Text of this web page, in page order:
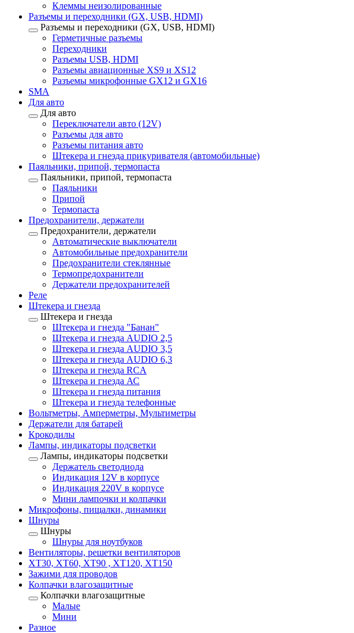
Клеммы неизолированные
Разъемы и переходники (GX, USB, HDMI)
Разъемы и переходники (GX, USB, HDMI)
Герметичные разъемы
Переходники
Разъемы USB, HDMI
Разъемы авиационные XS9 и XS12
Разъемы микрофонные GX12 и GX16
SMA
Для авто
Для авто
Переключатели авто (12V)
Разъемы для авто
Разъемы питания авто
Штекера и гнезда прикуривателя (автомобильные)
Паяльники, припой, термопаста
Паяльники, припой, термопаста
Паяльники
Припой
Термопаста
Предохранители, держатели
Предохранители, держатели
Автоматические выключатели
Автомобильные предохранители
Предохранители стеклянные
Термопредохранители
Держатели предохранителей
Реле
Штекера и гнезда
Штекера и гнезда
Штекера и гнезда "Банан"
Штекера и гнезда AUDIO 2,5
Штекера и гнезда AUDIO 3,5
Штекера и гнезда AUDIO 6,3
Штекера и гнезда RCA
Штекера и гнезда АС
Штекера и гнезда питания
Штекера и гнезда телефонные
Вольтметры, Амперметры, Мультиметры
Держатели для батарей
Крокодилы
Лампы, индикаторы подсветки
Лампы, индикаторы подсветки
Держатель светодиода
Индикация 12V в корпусе
Индикация 220V в корпусе
Мини лампочки и колпачки
Микрофоны, пищалки, динамики
Шнуры
Шнуры
Шнуры для ноутбуков
Вентиляторы, решетки вентиляторов
XT30, XT60, XT90 , XT120, XT150
Зажими для проводов
Колпачки влагозащитные
Колпачки влагозащитные
Малые
Мини
Разное